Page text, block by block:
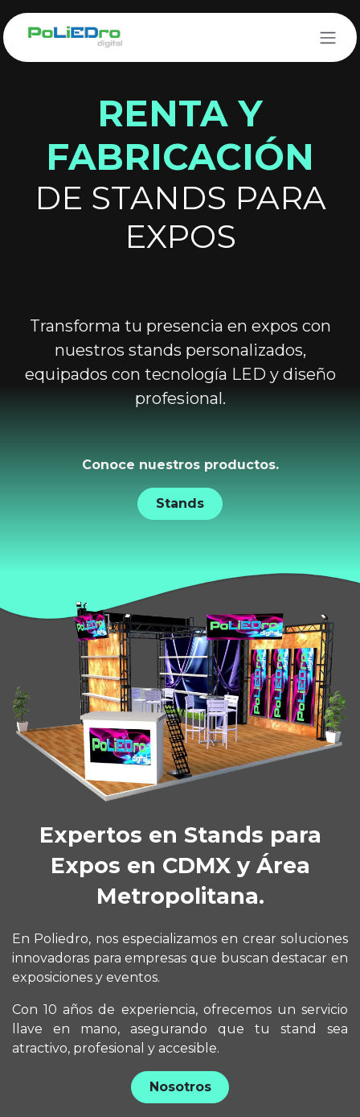
RENTA Y
FABRICACIÓN
DE STANDS PARA
EXPOS
Transforma tu presencia en expos con
nuestros stands personalizados,
equipados con tecnología LED y diseño
profesional.
Conoce nuestros productos.
Stands
Expertos en Stands para
Expos en CDMX y Área
Metropolitana.
En Poliedro, nos especializamos en crear soluciones
innovadoras para empresas que buscan destacar en
exposiciones y eventos.
Con 10 años de experiencia, ofrecemos un servicio
llave en mano, asegurando que tu stand sea
atractivo, profesional y accesible.
Nosotros